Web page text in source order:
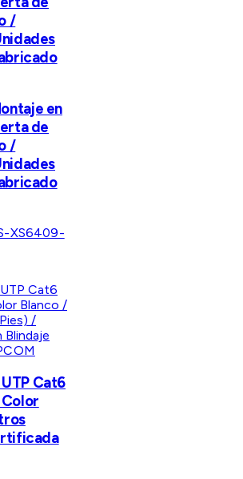
/
en
de
/
XS6409-
Cat6